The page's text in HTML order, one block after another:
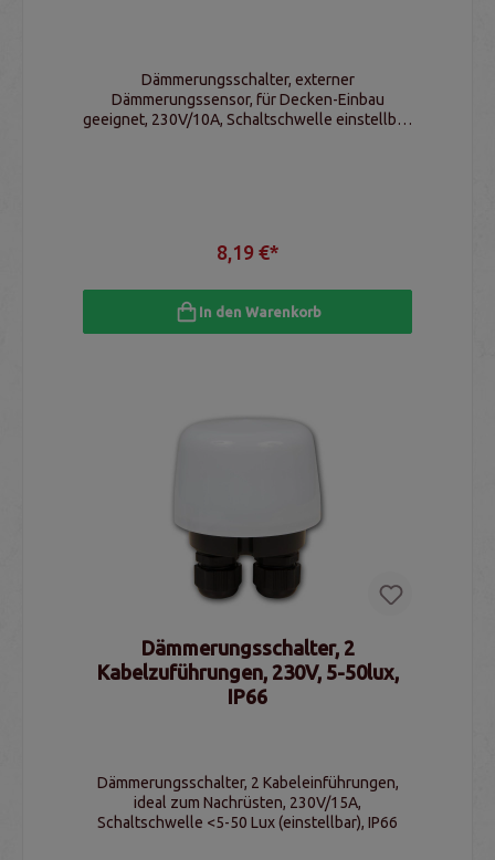
Dämmerungsschalter, externer
Dämmerungssensor, für Decken-Einbau
geeignet, 230V/10A, Schaltschwelle einstellbar,
8,19 €*
In den Warenkorb
Dämmerungsschalter, 2
Kabelzuführungen, 230V, 5-50lux,
IP66
Dämmerungsschalter, 2 Kabeleinführungen,
ideal zum Nachrüsten, 230V/15A,
Schaltschwelle <5-50 Lux (einstellbar), IP66